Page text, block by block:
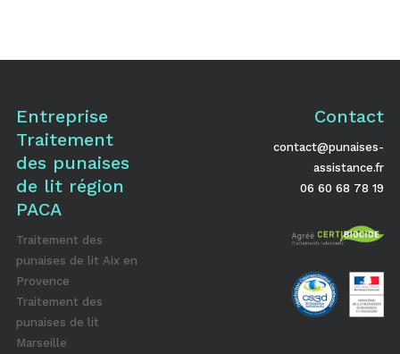
Entreprise
Traitement
des punaises
de lit région
PACA
Traitement des
punaises de lit Aix en
Provence
Traitement des
punaises de lit
Marseille
Contact
contact@punaises-
assistance.fr
06 60 68 78 19